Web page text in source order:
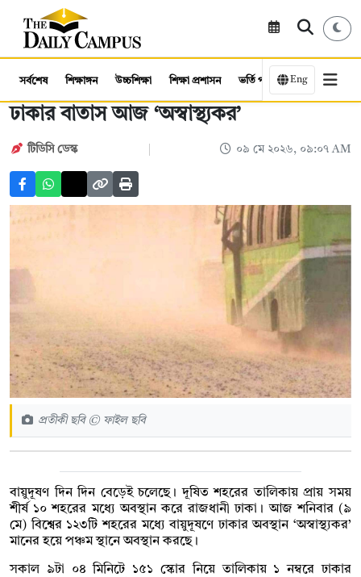
সর্বশেষ শিক্ষাঙ্গন উচ্চশিক্ষা শিক্ষা প্রশাসন ভর্তি পরীক্ষা কর্মসংস্থান
Eng
ঢাকার বাতাস আজ ‘অস্বাস্থ্যকর’
টিডিসি ডেস্ক ০৯ মে ২০২৬, ০৯:০৭ AM
প্রতীকী ছবি © ফাইল ছবি
বায়ুদূষণ দিন দিন বেড়েই চলেছে। দূষিত শহরের তালিকায় প্রায় সময়
শীর্ষ ১০ শহরের মধ্যে অবস্থান করে রাজধানী ঢাকা। আজ শনিবার (৯
মে) বিশ্বের ১২৩টি শহরের মধ্যে বায়ুদূষণে ঢাকার অবস্থান ‘অস্বাস্থ্যকর’
মানের হয়ে পঞ্চম স্থানে অবস্থান করছে।
সকাল ৯টা ০৪ মিনিটে ১৫১ স্কোর নিয়ে তালিকায় ১ নম্বরে ঢাকার